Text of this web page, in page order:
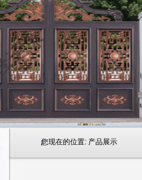
您现在的位置: 产品展示